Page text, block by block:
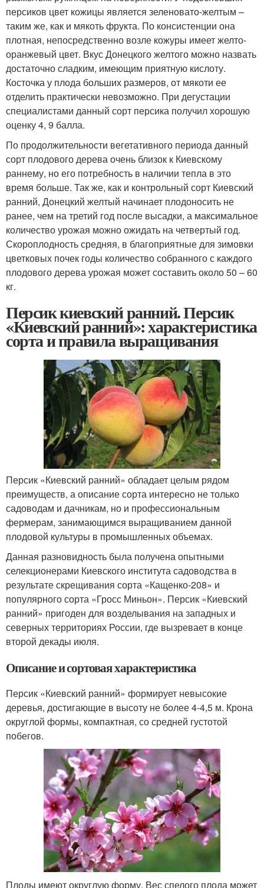
персиков цвет кожицы является зеленовато-желтым –
таким же, как и мякоть фрукта. По консистенции она
плотная, непосредственно возле кожуры имеет желто-
оранжевый цвет. Вкус Донецкого желтого можно назвать
достаточно сладким, имеющим приятную кислоту.
Косточка у плода больших размеров, от мякоти ее
отделить практически невозможно. При дегустации
специалистами данный сорт персика получил хорошую
оценку 4, 9 балла.
По продолжительности вегетативного периода данный
сорт плодового дерева очень близок к Киевскому
раннему, но его потребность в наличии тепла в это
время больше. Так же, как и контрольный сорт Киевский
ранний, Донецкий желтый начинает плодоносить не
ранее, чем на третий год после высадки, а максимальное
количество урожая можно ожидать на четвертый год.
Скороплодность средняя, в благоприятные для зимовки
цветковых почек годы количество собранного с каждого
плодового дерева урожая может составить около 50 – 60
кг.
Персик киевский ранний. Персик
«Киевский ранний»: характеристика
сорта и правила выращивания
Персик «Киевский ранний» обладает целым рядом
преимуществ, а описание сорта интересно не только
садоводам и дачникам, но и профессиональным
фермерам, занимающимся выращиванием данной
плодовой культуры в промышленных объемах.
Данная разновидность была получена опытными
селекционерами Киевского института садоводства в
результате скрещивания сорта «Кащенко-208» и
популярного сорта «Гросс Миньон». Персик «Киевский
ранний» пригоден для возделывания на западных и
северных территориях России, где вызревает в конце
второй декады июля.
Описание и сортовая характеристика
Персик «Киевский ранний» формирует невысокие
деревья, достигающие в высоту не более 4-4,5 м. Крона
округлой формы, компактная, со средней густотой
побегов.
Плоды имеют округлую форму. Вес спелого плода может